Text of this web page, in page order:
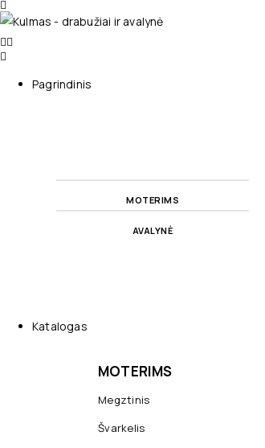
Pagrindinis
MOTERIMS
AVALYNĖ
Katalogas
MOTERIMS
Megztinis
Švarkelis